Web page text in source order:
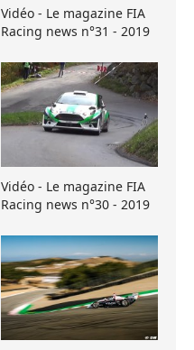
Vidéo - Le magazine FIA
Racing news n°31 - 2019
Vidéo - Le magazine FIA
Racing news n°30 - 2019